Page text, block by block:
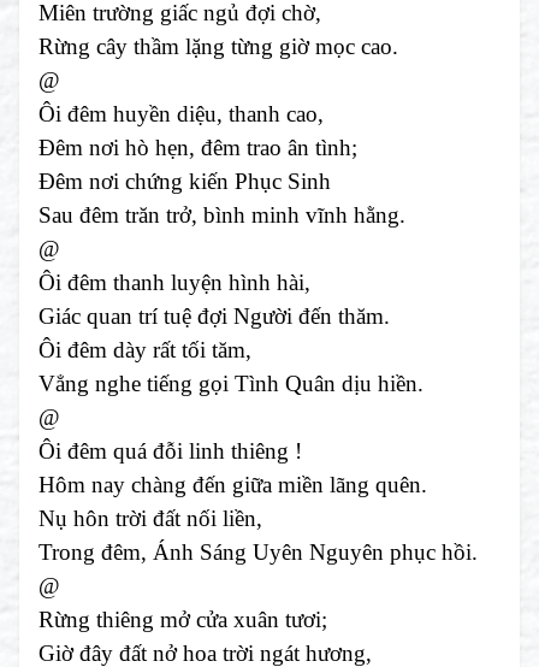
Miên trường giấc ngủ đợi chờ,
Rừng cây thầm lặng từng giờ mọc cao.
@
Ôi đêm huyền diệu, thanh cao,
Đêm nơi hò hẹn, đêm trao ân tình;
Đêm nơi chứng kiến Phục Sinh
Sau đêm trăn trở, bình minh vĩnh hằng.
@
Ôi đêm thanh luyện hình hài,
Giác quan trí tuệ đợi Người đến thăm.
Ôi đêm dày rất tối tăm,
Vẳng nghe tiếng gọi Tình Quân dịu hiền.
@
Ôi đêm quá đỗi linh thiêng !
Hôm nay chàng đến giữa miền lãng quên.
Nụ hôn trời đất nối liền,
Trong đêm, Ánh Sáng Uyên Nguyên phục hồi.
@
Rừng thiêng mở cửa xuân tươi;
Giờ đây đất nở hoa trời ngát hương,